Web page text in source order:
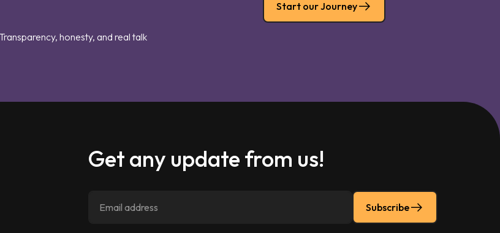
honesty, and real talk
Start our Journey
Get any update from us!
Subscribe